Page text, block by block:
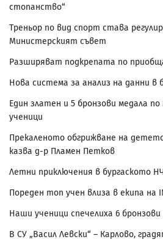
стопанство“
Треньор по вид спорт става
Министерският съвет
Разширяват подкрепата по
Нова система за анализ на данни в
Един златен и 5 бронзови медала
ученици
Прекаленото обгрижване на
казва д-р Пламен Петков
Летни приключения в бургаското НЧ
Пореден топ учен влиза в екипа на
Наши ученици спечелиха 6
В СУ „Васил Левски“ – Карлово,